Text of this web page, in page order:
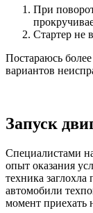
При
Стартер не
Постараюсь
вариантов
Запуск
Специалистами
опыт оказания
техника
автомобили
момент приехать